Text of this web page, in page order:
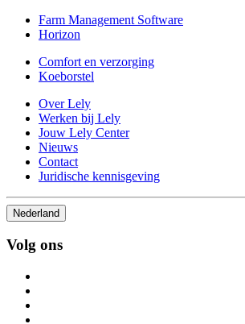
Farm Management Software
Horizon
Comfort en verzorging
Koeborstel
Over Lely
Werken bij Lely
Jouw Lely Center
Nieuws
Contact
Juridische kennisgeving
Nederland
Volg ons